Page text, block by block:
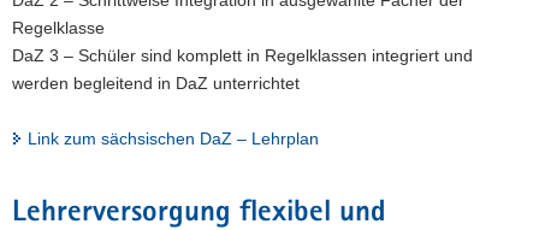
Regelklasse
DaZ 3 – Schüler sind komplett in Regelklassen integriert und
werden begleitend in DaZ unterrichtet
Link zum sächsischen DaZ – Lehrplan
Lehrerversorgung flexibel und